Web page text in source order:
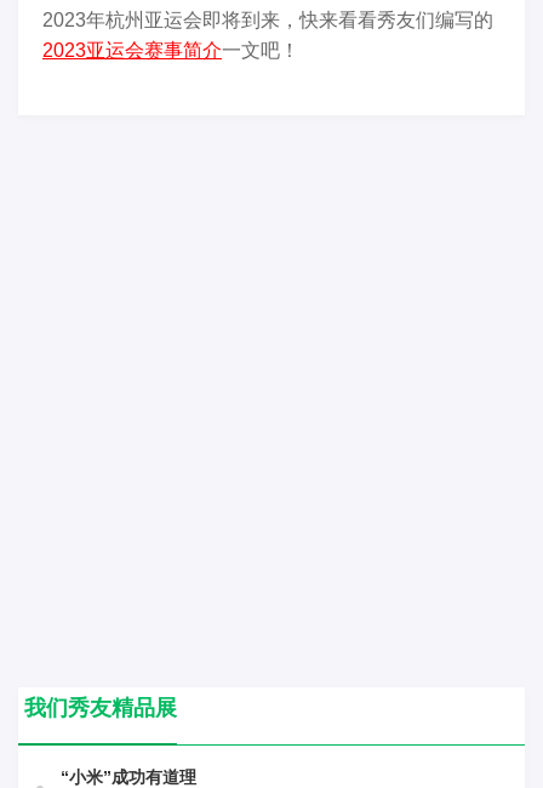
2023年杭州亚运会即将到来，快来看看秀友们编写的
2023亚运会赛事简介一文吧！
我们秀友精品展
“小米”成功有道理